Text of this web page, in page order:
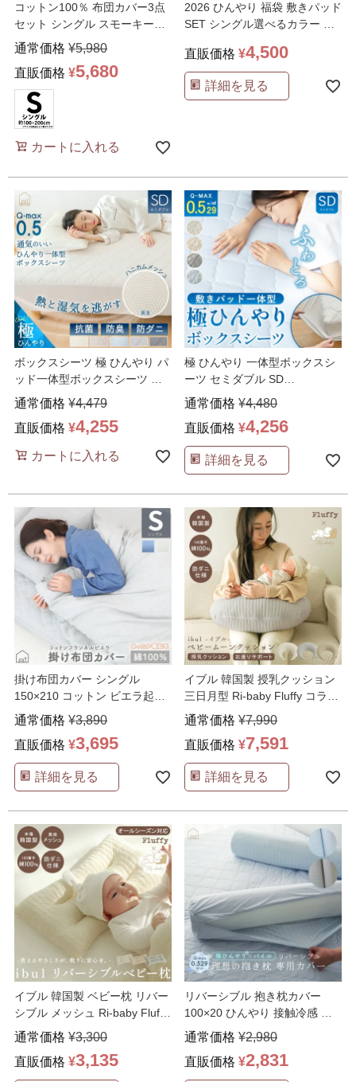
コットン100％ 布団カバー3点
セット シングル スモーキーカ
ラー 綿100％ …
通常価格 ¥5,980
直販価格 ¥5,680
カートに入れる
2026 ひんやり 福袋 敷きパッド
SET シングル選べるカラー か
直販価格 ¥4,500
詳細を見る
ボックスシーツ 極 ひんやり パ
ッド一体型ボックスシーツ セ
ミダブル SD 12…
通常価格 ¥4,479
直販価格 ¥4,255
カートに入れる
極 ひんやり 一体型ボックスシ
ーツ セミダブル SD
120x200x30cm…
通常価格 ¥4,480
直販価格 ¥4,256
詳細を見る
掛け布団カバー シングル
150×210 コットン ビエラ起毛
フランネル Har…
通常価格 ¥3,890
直販価格 ¥3,695
詳細を見る
イブル 韓国製 授乳クッション
三日月型 Ri-baby Fluffy コラボ
…
通常価格 ¥7,990
直販価格 ¥7,591
詳細を見る
イブル 韓国製 ベビー枕 リバー
シブル メッシュ Ri-baby Fluffy
…
通常価格 ¥3,300
直販価格 ¥3,135
リバーシブル 抱き枕カバー
100×20 ひんやり 接触冷感 理
想の抱き枕 専用…
通常価格 ¥2,980
直販価格 ¥2,831